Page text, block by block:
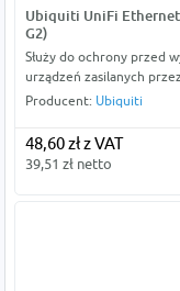
Ubiquiti UniFi Ethernet
G2)
Służy do ochrony przed
urządzeń zasilanych
Producent: Ubiquiti
48,60 zł z VAT
39,51 zł netto